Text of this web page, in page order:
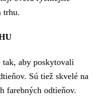
trhu.
tak, aby poskytovali
Sú tiež skvelé na
farebných odtieňov.